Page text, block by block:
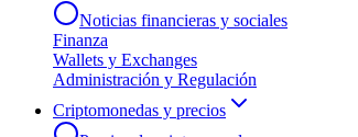
Noticias financieras y sociales
Finanza
Wallets y Exchanges
Administración y Regulación
Criptomonedas y precios